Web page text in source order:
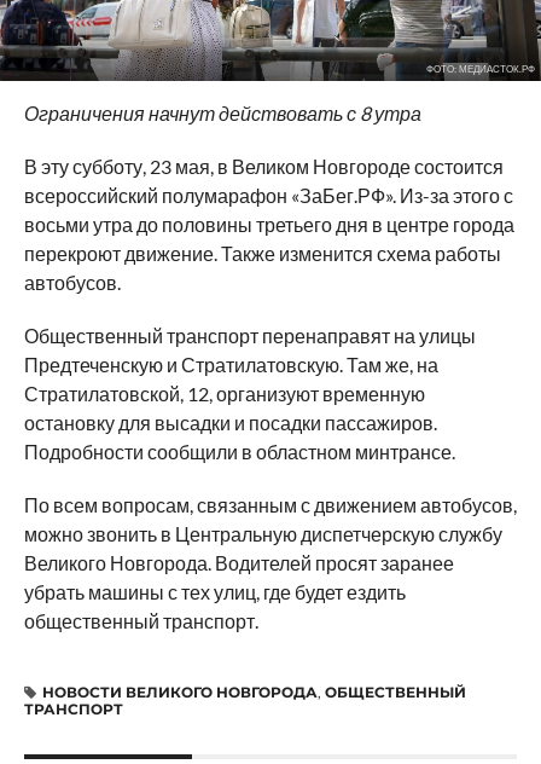
ФОТО: МЕДИАСТОК.РФ
Ограничения начнут действовать с 8 утра
В эту субботу, 23 мая, в Великом Новгороде состоится
всероссийский полумарафон «ЗаБег.РФ». Из-за этого с
восьми утра до половины третьего дня в центре города
перекроют движение. Также изменится схема работы
автобусов.
Общественный транспорт перенаправят на улицы
Предтеченскую и Стратилатовскую. Там же, на
Стратилатовской, 12, организуют временную
остановку для высадки и посадки пассажиров.
Подробности сообщили в областном минтрансе.
По всем вопросам, связанным с движением автобусов,
можно звонить в Центральную диспетчерскую службу
Великого Новгорода. Водителей просят заранее
убрать машины с тех улиц, где будет ездить
общественный транспорт.
НОВОСТИ ВЕЛИКОГО НОВГОРОДА, ОБЩЕСТВЕННЫЙ
ТРАНСПОРТ